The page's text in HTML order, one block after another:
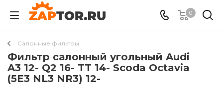
0
Салонные фильтры
Фильтр салонный угольный Audi
A3 12- Q2 16- TT 14- Scoda Octavia
(5E3 NL3 NR3) 12-